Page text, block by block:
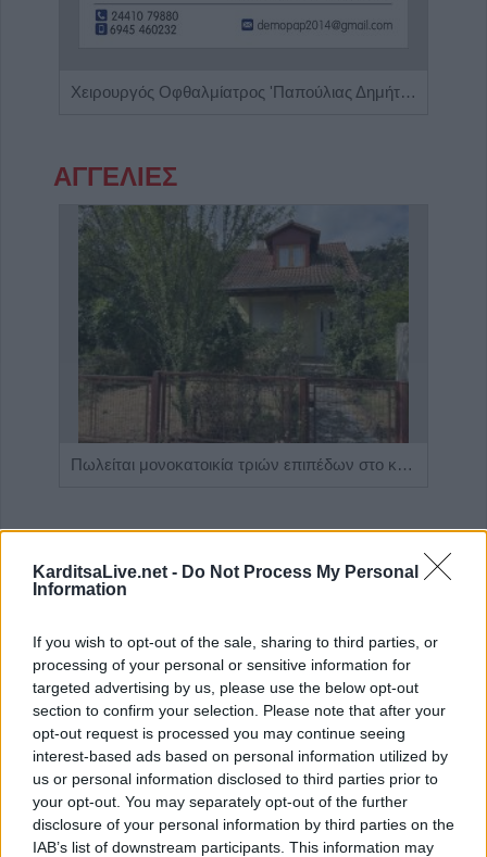
KarditsaLive.net - Do Not Process My Personal
Information
If you wish to opt-out of the sale, sharing to third parties, or
processing of your personal or sensitive information for
targeted advertising by us, please use the below opt-out
section to confirm your selection. Please note that after your
opt-out request is processed you may continue seeing
interest-based ads based on personal information utilized by
us or personal information disclosed to third parties prior to
your opt-out. You may separately opt-out of the further
disclosure of your personal information by third parties on the
IAB’s list of downstream participants. This information may
Χειρουργός Οφθαλμίατρος 'Παπούλιας Δημήτριος'
ΑΓΓΕΛΙΕΣ
Πωλείται μονοκατοικία τριών επιπέδων στο καταπράσινο Πευκόφυτο Καρδίτσας
ΤΕΛΕΥΤΑΙΑ ΝΕΑ
Γ.Ν. Καρδίτσας: Ξεκινούν οι εργασίες
αντικατάστασης ψευδοροφών στους
διαδρόμους του νοσοκομείου